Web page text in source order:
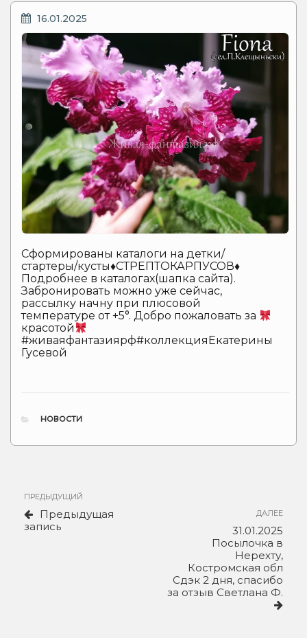
ОПУБЛИКОВАНО
16.01.2025
Сформированы каталоги на детки/
стартеры/кусты♦️СТРЕПТОКАРПУСОВ♦️
Подробнее в каталогах(шапка сайта).
Забронировать можно уже сейчас,
рассылку начну при плюсовой
температуре от +5°. Добро пожаловать за
красотой
#живаяфантазиярф#коллекцияЕкатерины
Гусевой
РУБРИКИ
НОВОСТИ
по
записям
Предыдущая
запись
ПРЕДЫДУЩИЙ
Предыдущая
запись
ДАЛЕЕ
31.01.2025
Посылочка в
Нерехту,
Костромская обл
Сдэк 2 дня, спасибо
за отзыв Светлана Ф.